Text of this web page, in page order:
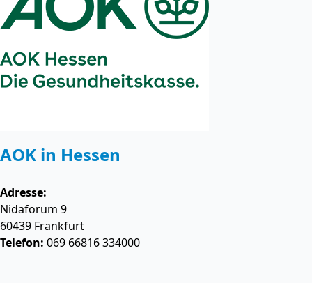
AOK in Hessen
Adresse:
Nidaforum 9
60439 Frankfurt
Telefon: 069 66816 334000